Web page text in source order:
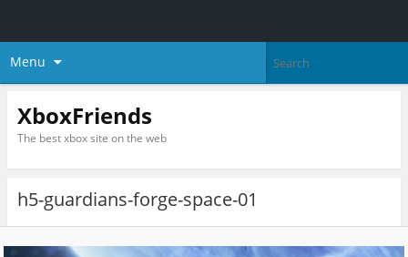
Menu
XboxFriends
The best xbox site on the web
h5-guardians-forge-space-01